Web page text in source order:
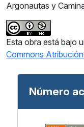
Argonautas y
Esta obra está bajo
Commons
Número